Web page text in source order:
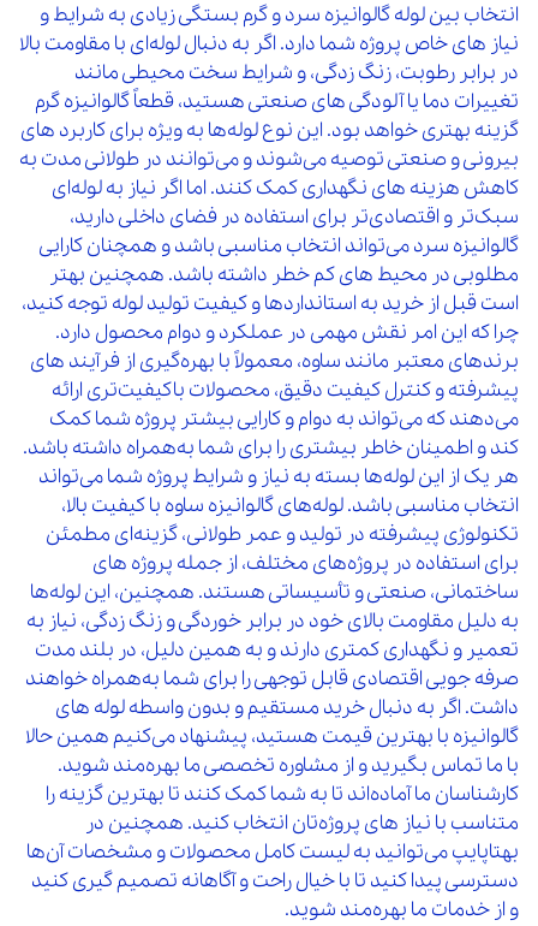
انتخاب بین لوله گالوانیزه سرد و گرم بستگی زیادی به شرایط و
نیاز های خاص پروژه شما دارد. اگر به دنبال لوله‌ای با مقاومت بالا
در برابر رطوبت، زنگ‌ زدگی، و شرایط سخت محیطی مانند
تغییرات دما یا آلودگی‌ های صنعتی هستید، قطعاً گالوانیزه گرم
گزینه بهتری خواهد بود. این نوع لوله‌ها به‌ ویژه برای کاربرد های
بیرونی و صنعتی توصیه می‌شوند و می‌توانند در طولانی مدت به
کاهش هزینه های نگهداری کمک کنند. اما اگر نیاز به لوله‌ای
سبک‌تر و اقتصادی‌تر برای استفاده در فضای داخلی دارید،
گالوانیزه سرد می‌تواند انتخاب مناسبی باشد و همچنان کارایی
مطلوبی در محیط‌ های کم‌ خطر داشته باشد. همچنین بهتر
است قبل از خرید به استانداردها و کیفیت تولید لوله توجه کنید،
چرا که این امر نقش مهمی در عملکرد و دوام محصول دارد.
برندهای معتبر مانند ساوه، معمولاً با بهره‌گیری از فرآیند های
پیشرفته و کنترل کیفیت دقیق، محصولات باکیفیت‌تری ارائه
می‌دهند که می‌تواند به دوام و کارایی بیشتر پروژه شما کمک
کند و اطمینان خاطر بیشتری را برای شما به‌همراه داشته باشد.
هر یک از این لوله‌ها بسته به نیاز و شرایط پروژه شما می‌تواند
انتخاب مناسبی باشد. لوله‌های گالوانیزه ساوه با کیفیت بالا،
تکنولوژی پیشرفته در تولید و عمر طولانی، گزینه‌ای مطمئن
برای استفاده در پروژه‌های مختلف، از جمله پروژه‌ های
ساختمانی، صنعتی و تأسیساتی هستند. همچنین، این لوله‌ها
به‌ دلیل مقاومت بالای خود در برابر خوردگی و زنگ‌ زدگی، نیاز به
تعمیر و نگهداری کمتری دارند و به همین دلیل، در بلند مدت
صرفه‌ جویی اقتصادی قابل توجهی را برای شما به‌همراه خواهند
داشت. اگر به دنبال خرید مستقیم و بدون واسطه لوله‌ های
گالوانیزه با بهترین قیمت هستید، پیشنهاد می‌کنیم همین حالا
با ما تماس بگیرید و از مشاوره تخصصی ما بهره‌مند شوید.
کارشناسان ما آماده‌اند تا به شما کمک کنند تا بهترین گزینه را
متناسب با نیاز های پروژه‌تان انتخاب کنید. همچنین در
بهتاپایپ می‌توانید به لیست کامل محصولات و مشخصات آن‌ها
دسترسی پیدا کنید تا با خیال راحت و آگاهانه تصمیم‌ گیری کنید
و از خدمات ما بهره‌مند شوید.